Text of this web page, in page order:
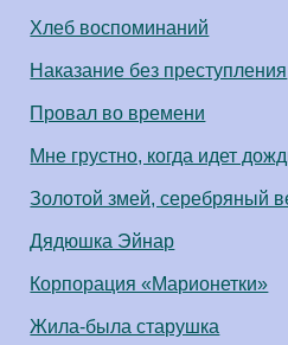
Хлеб воспоминаний
Наказание без преступления
Провал во времени
Мне грустно, когда идет
Золотой змей, серебряный
Дядюшка Эйнар
Корпорация «Марионетки»
Жила-была старушка